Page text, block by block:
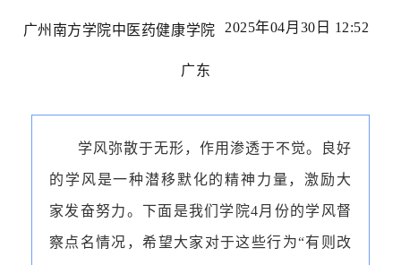
广州南方学院中医药健康学院 2025年04月30日 12:52
广东
学风弥散于无形，作用渗透于不觉。良好
的学风是一种潜移默化的精神力量，激励大
家发奋努力。下面是我们学院4月份的学风督
察点名情况，希望大家对于这些行为“有则改